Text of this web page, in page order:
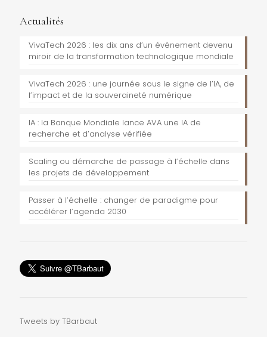
Actualités
VivaTech 2026 : les dix ans d’un événement devenu
miroir de la transformation technologique mondiale
VivaTech 2026 : une journée sous le signe de l’IA, de
l’impact et de la souveraineté numérique
IA : la Banque Mondiale lance AVA une IA de
recherche et d’analyse vérifiée
Scaling ou démarche de passage à l’échelle dans
les projets de développement
Passer à l’échelle : changer de paradigme pour
accélérer l’agenda 2030
Tweets by TBarbaut